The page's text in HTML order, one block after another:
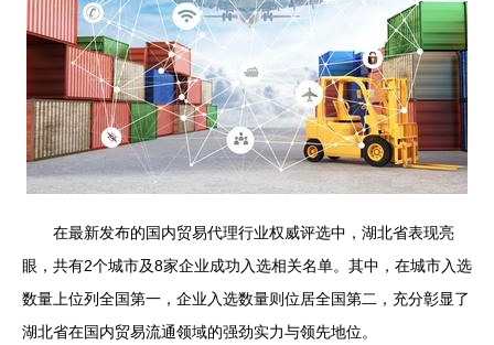
在最新发布的国内贸易代理行业权威评选中，湖北省表现亮
眼，共有2个城市及8家企业成功入选相关名单。其中，在城市入选
数量上位列全国第一，企业入选数量则位居全国第二，充分彰显了
湖北省在国内贸易流通领域的强劲实力与领先地位。